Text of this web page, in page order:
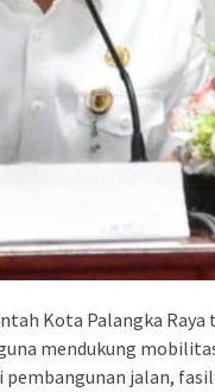
Kota Palangka
mendukung
jalan,